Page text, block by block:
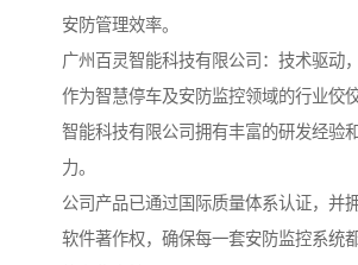
安防管理效率。
广州百灵智能科技有限公司：技术驱动
作为智慧停车及安防监控领域的行业佼
智能科技有限公司拥有丰富的研发经验
力。
公司产品已通过国际质量体系认证，并
软件著作权，确保每一套安防监控系统